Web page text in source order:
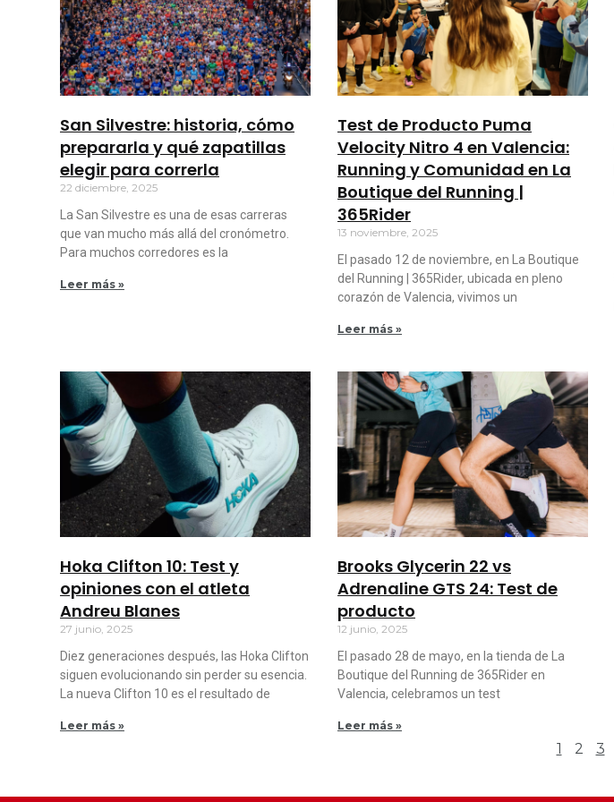
San Silvestre: historia, cómo
prepararla y qué zapatillas
elegir para correrla
22 diciembre, 2025
La San Silvestre es una de esas carreras
que van mucho más allá del cronómetro.
Para muchos corredores es la
Leer más »
Test de Producto Puma
Velocity Nitro 4 en Valencia:
Running y Comunidad en La
Boutique del Running |
365Rider
13 noviembre, 2025
El pasado 12 de noviembre, en La Boutique
del Running | 365Rider, ubicada en pleno
corazón de Valencia, vivimos un
Leer más »
Hoka Clifton 10: Test y
opiniones con el atleta
Andreu Blanes
27 junio, 2025
Diez generaciones después, las Hoka Clifton
siguen evolucionando sin perder su esencia.
La nueva Clifton 10 es el resultado de
Leer más »
Brooks Glycerin 22 vs
Adrenaline GTS 24: Test de
producto
12 junio, 2025
El pasado 28 de mayo, en la tienda de La
Boutique del Running de 365Rider en
Valencia, celebramos un test
Leer más »
1 2 3